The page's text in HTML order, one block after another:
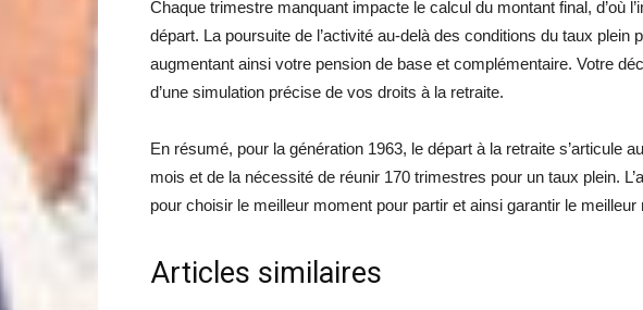
Chaque trimestre manquant impacte le calcul du montant final, d’où
départ. La poursuite de l’activité au-delà des conditions du taux plein
augmentant ainsi votre pension de base et complémentaire. Votre
d’une simulation précise de vos droits à la retraite.
En résumé, pour la génération 1963, le départ à la retraite s’articule
mois et de la nécessité de réunir 170 trimestres pour un taux plein.
pour choisir le meilleur moment pour partir et ainsi garantir le
Articles similaires